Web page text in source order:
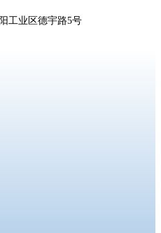
工业区德宇路5号